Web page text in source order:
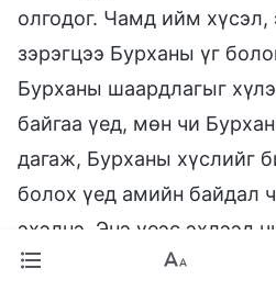
олгодог. Чамд ийм
зэрэгцээ Бурханы үг
Бурханы шаардлагыг
байгаа үед, мөн чи
дагаж, Бурханы хүслийг
болох үед амийн байдал
эхэлнэ. Энэ үеэс эхлээд
итгэлийн зөв замаар